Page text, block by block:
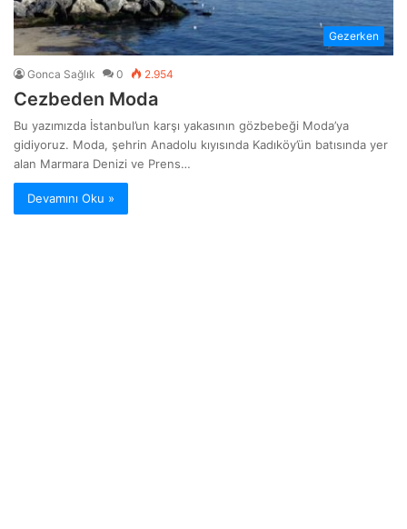
Gezerken
Gonca Sağlık 0 2.954
Cezbeden Moda
Bu yazımızda İstanbul’un karşı yakasının gözbebeği Moda’ya
gidiyoruz. Moda, şehrin Anadolu kıyısında Kadıköy’ün batısında yer
alan Marmara Denizi ve Prens…
Devamını Oku »